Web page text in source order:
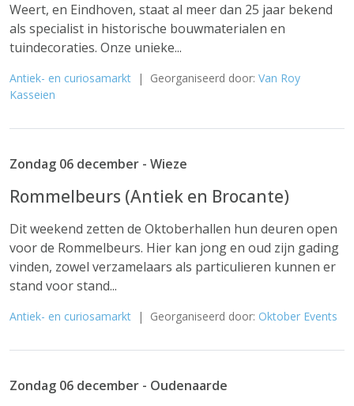
Weert, en Eindhoven, staat al meer dan 25 jaar bekend
als specialist in historische bouwmaterialen en
tuindecoraties. Onze unieke...
Antiek- en curiosamarkt | Georganiseerd door: Van Roy
Kasseien
Zondag 06 december - Wieze
Rommelbeurs (Antiek en Brocante)
Dit weekend zetten de Oktoberhallen hun deuren open
voor de Rommelbeurs. Hier kan jong en oud zijn gading
vinden, zowel verzamelaars als particulieren kunnen er
stand voor stand...
Antiek- en curiosamarkt | Georganiseerd door: Oktober Events
Zondag 06 december - Oudenaarde